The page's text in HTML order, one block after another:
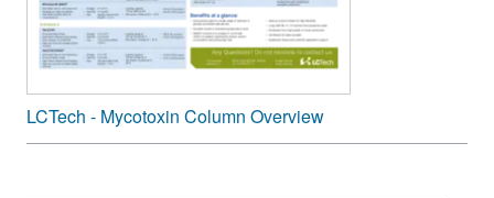
LCTech - Mycotoxin Column Overview